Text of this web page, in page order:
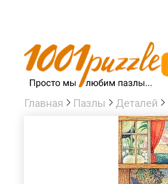
Главная Пазлы Деталей